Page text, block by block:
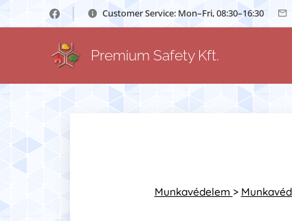
Customer Service: Mon–Fri, 08:30–16:30
Premium Safety Kft.
Munkavédelem >